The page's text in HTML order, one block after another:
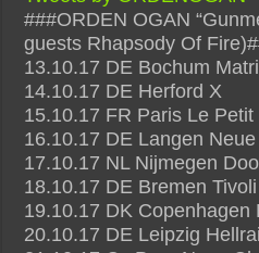
###ORDEN OGAN
guests Rhapsody Of
13.10.17 DE Bochum
14.10.17 DE Herford X
15.10.17 FR Paris Le Petit
16.10.17 DE Langen
17.10.17 NL Nijmegen
18.10.17 DE Bremen Tivoli
19.10.17 DK Copenhagen
20.10.17 DE Leipzig